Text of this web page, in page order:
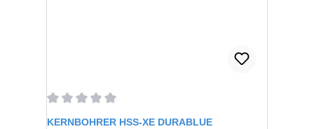
KERNBOHRER HSS-XE DURABLUE